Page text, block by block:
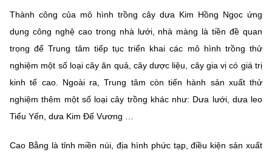
Thành công của mô hình trồng cây dưa Kim Hồng Ngọc ứng
dụng công nghệ cao trong nhà lưới, nhà màng là tiền đề quan
trọng để Trung tâm tiếp tục triển khai các mô hình trồng thử
nghiệm một số loại cây ăn quả, cây dược liệu, cây gia vị có giá trị
kinh tế cao. Ngoài ra, Trung tâm còn tiến hành sản xuất thử
nghiệm thêm một số loại cây trồng khác như: Dưa lưới, dưa leo
Tiểu Yến, dưa Kim Đế Vương …
Cao Bằng là tỉnh miền núi, địa hình phức tạp, điều kiện sản xuất